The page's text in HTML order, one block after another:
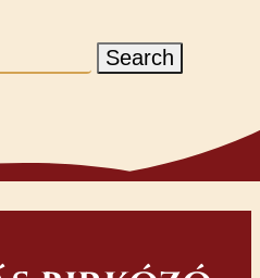
Search